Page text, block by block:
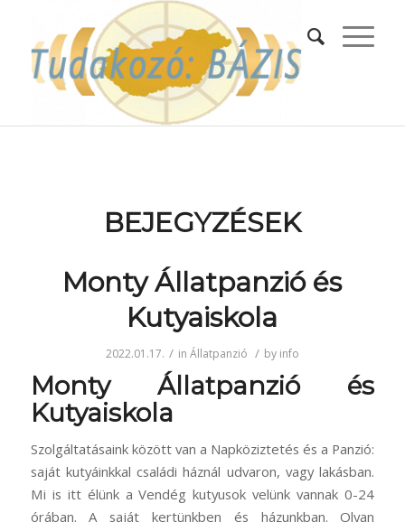
BEJEGYZÉSEK
Monty Állatpanzió és
Kutyaiskola
2022.01.17. / in Állatpanzió / by info
Monty Állatpanzió és
Kutyaiskola
Szolgáltatásaink között van a Napköziztetés és a Panzió:
saját kutyáinkkal családi háznál udvaron, vagy lakásban.
Mi is itt élünk a Vendég kutyusok velünk vannak 0-24
órában. A saját kertünkben és házunkban. Olyan